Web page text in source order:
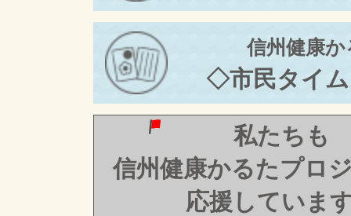
信州健康
◇市民タイ
私たちも
信州健康かるたプロ
応援していま